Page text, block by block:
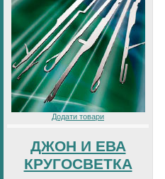
Додати товари
ДЖОН И ЕВА
КРУГОСВЕТКА